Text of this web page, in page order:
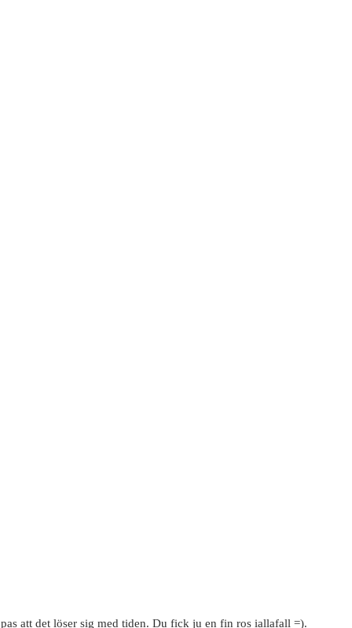
att det löser sig med tiden. Du fick ju en fin ros iallafall =).